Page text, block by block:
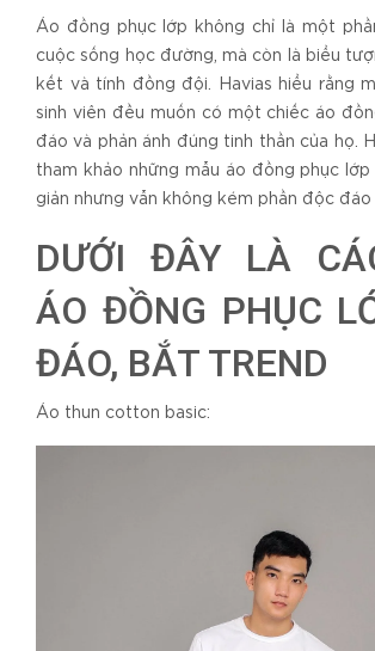
Áo đồng phục lớp không chỉ là một
cuộc sống học đường, mà còn là biểu
kết và tính đồng đội. Havias hiểu rằng
sinh viên đều muốn có một chiếc áo
đáo và phản ánh đúng tinh thần của họ.
tham khảo những mẫu áo đồng phục
giản nhưng vẫn không kém phần độc đáo
DƯỚI ĐÂY LÀ
ÁO ĐỒNG PHỤC
ĐÁO, BẮT TREND
Áo thun cotton basic: